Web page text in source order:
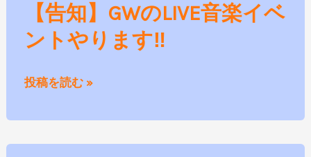
【告知】GWのLIVE音楽イベ
ントやります‼
GW
の
音
イ
ベ
投稿を読む »